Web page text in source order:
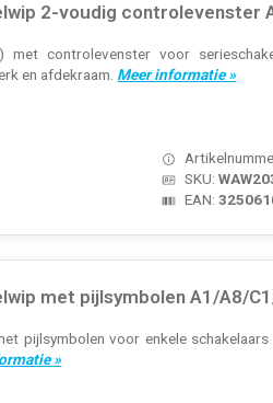
2-voudig controlevenster
met controlevenster voor
en afdekraam. Meer informatie »
SKU:
EAN:
met pijlsymbolen A1/A8/
pijlsymbolen voor enkele
»